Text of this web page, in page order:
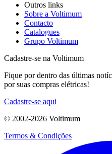
Outros links
Sobre a Voltimum
Contacto
Catalogues
Grupo Voltimum
Cadastre-se na Voltimum
Fique por dentro das últimas
por suas compras elétricas!
Cadastre-se aqui
© 2002-2026 Voltimum
Termos & Condições